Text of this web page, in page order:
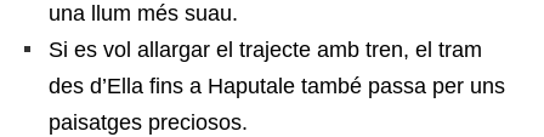
una llum més suau.
Si es vol allargar el trajecte amb tren, el tram
des d’Ella fins a Haputale també passa per uns
paisatges preciosos.